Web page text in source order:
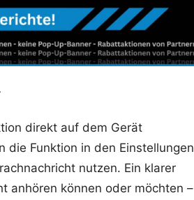
direkt auf dem Gerät
die Funktion in den Einstellungen
nutzen. Ein klarer
anhören können oder möchten –